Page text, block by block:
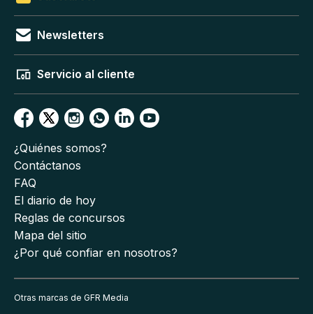
Newsletters
Servicio al cliente
¿Quiénes somos?
Contáctanos
FAQ
El diario de hoy
Reglas de concursos
Mapa del sitio
¿Por qué confiar en nosotros?
Otras marcas de GFR Media